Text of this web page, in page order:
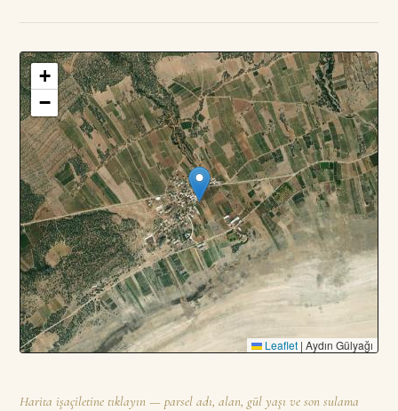
3 PARSEL · TOPLAM—DA
+
−
Leaflet | Aydın Gülyağı
Harita işaçiletine tıklayın — parsel adı, alan, gül yaşı ve son sulama